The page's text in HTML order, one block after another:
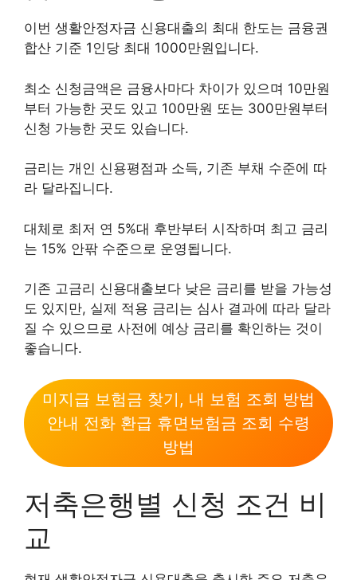
이번 생활안정자금 신용대출의 최대 한도는 금융권
합산 기준 1인당 최대 1000만원입니다.
최소 신청금액은 금융사마다 차이가 있으며 10만원
부터 가능한 곳도 있고 100만원 또는 300만원부터
신청 가능한 곳도 있습니다.
금리는 개인 신용평점과 소득, 기존 부채 수준에 따
라 달라집니다.
대체로 최저 연 5%대 후반부터 시작하며 최고 금리
는 15% 안팎 수준으로 운영됩니다.
기존 고금리 신용대출보다 낮은 금리를 받을 가능성
도 있지만, 실제 적용 금리는 심사 결과에 따라 달라
질 수 있으므로 사전에 예상 금리를 확인하는 것이
좋습니다.
미지급 보험금 찾기, 내 보험 조회 방법
안내 전화 환급 휴면보험금 조회 수령
방법
저축은행별 신청 조건 비
교